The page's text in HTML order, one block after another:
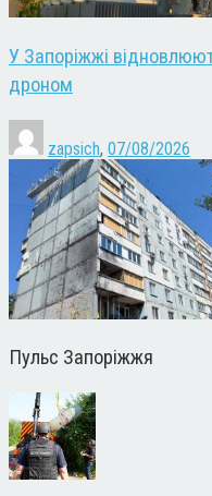
У Запоріжжі
дроном
zapsich, 07/08/2026
Пульс Запоріжжя